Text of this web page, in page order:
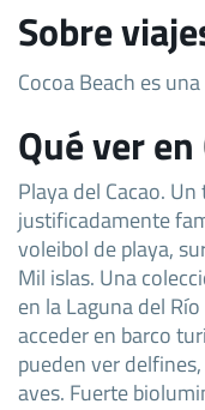
Sobre
Cocoa Beach es
Qué ver en
Playa del Cacao.
justificadamente
voleibol de playa,
Mil islas. Una
en la Laguna del
acceder en barco
pueden ver
aves. Fuerte